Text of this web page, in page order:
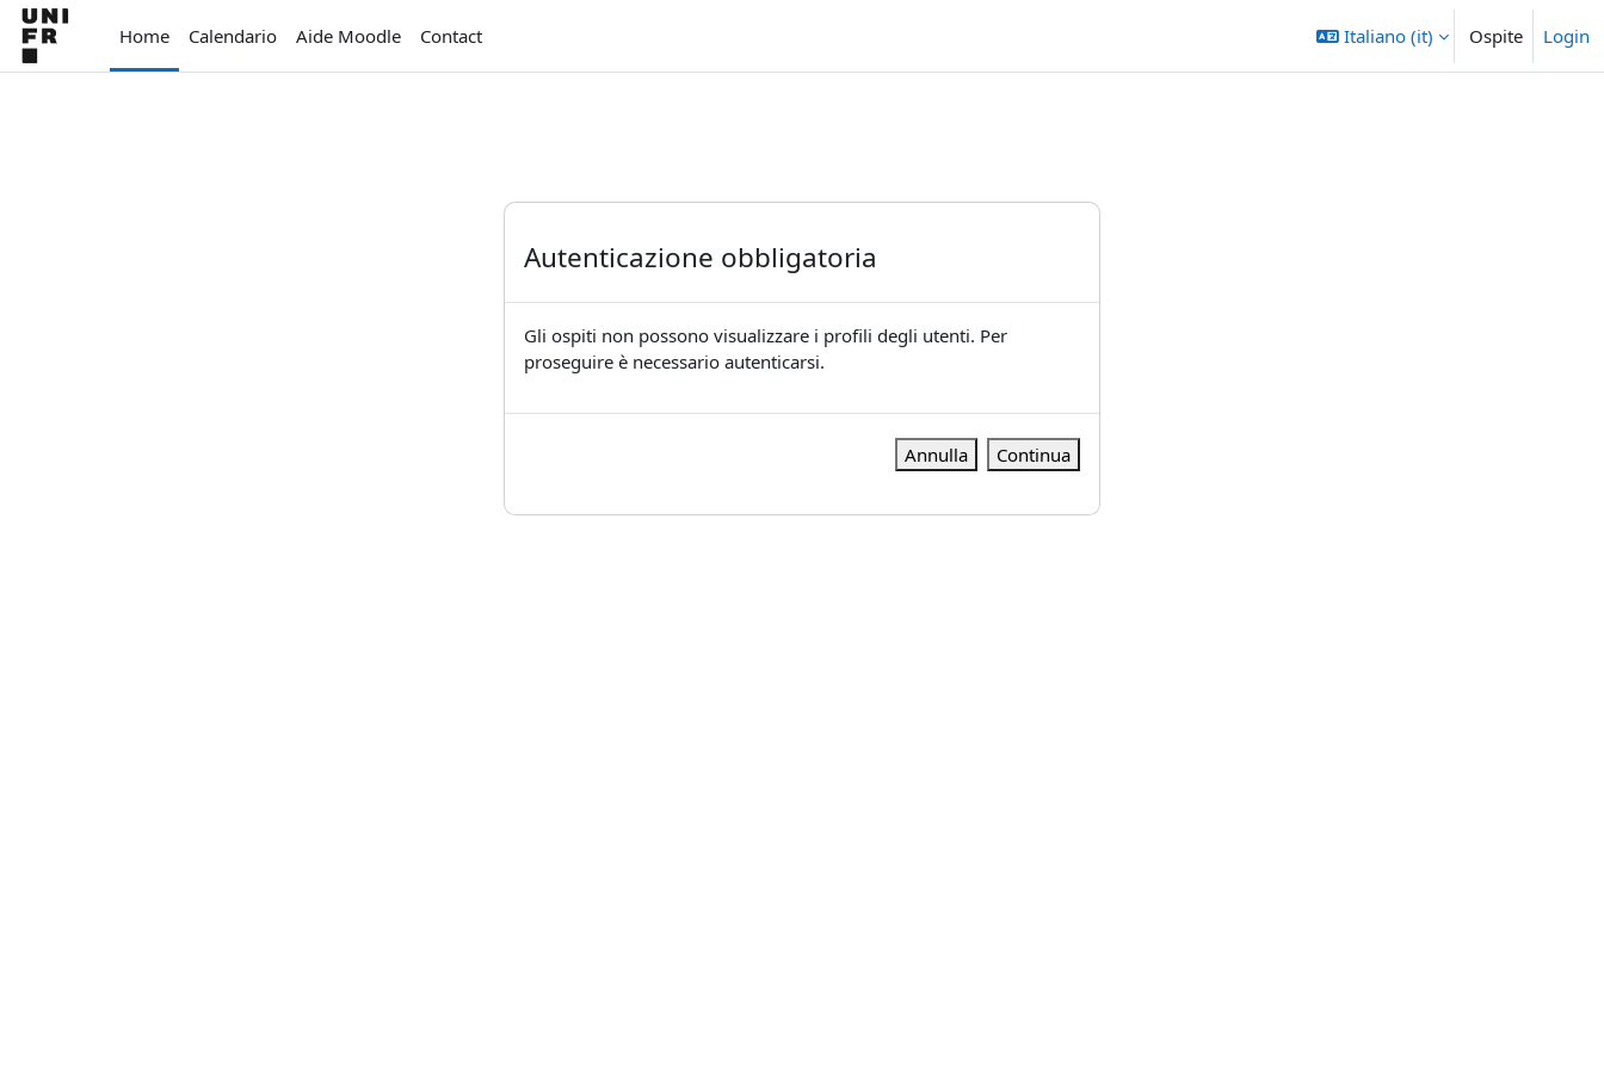
Vai al contenuto principale
Home
Calendario Aide Moodle Contact Italiano ‎(it)‎ Ospite Login
Autenticazione obbligatoria
Gli ospiti non possono visualizzare i profili degli utenti. Per
proseguire è necessario autenticarsi.
Annulla Continua